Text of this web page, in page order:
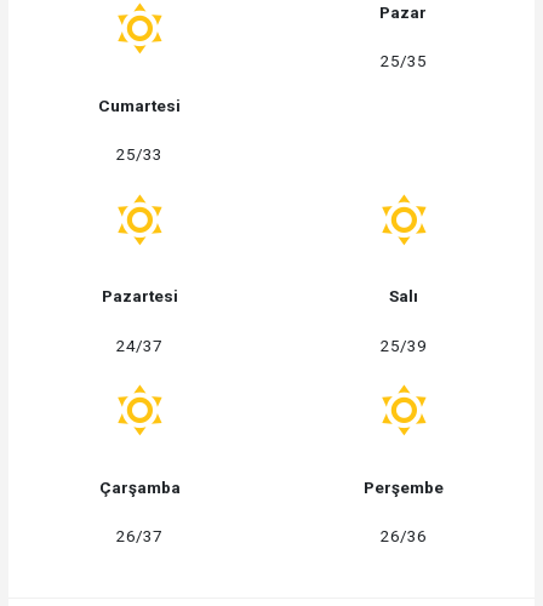
Cumartesi
25/33
Pazar
25/35
Pazartesi
24/37
Salı
25/39
Çarşamba
26/37
Perşembe
26/36